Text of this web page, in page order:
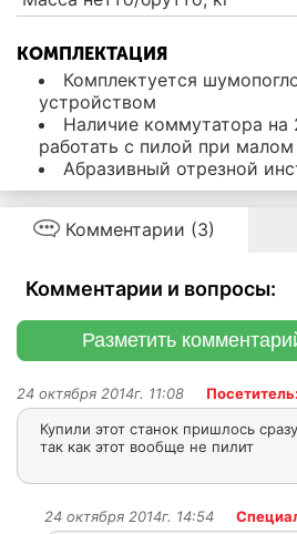
КОМПЛЕКТАЦИЯ
Комплектуется
устройством
Наличие коммутатора на
работать с пилой при
Абразивный отрезной
Комментарии (3)
Комментарии и вопросы:
Разметить
24 октября 2014г. 11:08
Посетитель:
Купили этот станок пришлось
так как этот вообще не пилит
24 октября 2014г. 14:54